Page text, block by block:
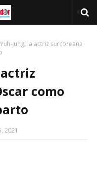
jung, la actriz surcoreana
como
2021